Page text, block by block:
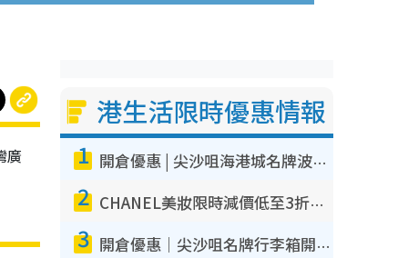
廣
港生活限時優惠情報
1 開倉優惠 | 尖沙咀海港城名牌波鞋開倉低至1折！On鞋$899起／Joy&Peace鞋履$98起
2 CHANEL美妝限時減價低至3折！人氣粉底/唇膏/精華液低至$275！COCO香水都有平
3 開倉優惠｜尖沙咀名牌行李箱開倉低至4折！一連5日 American Tourister/ace./Hallmark $200起！